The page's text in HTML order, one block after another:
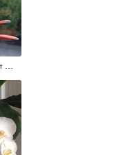
#цветокцветёт #flowers